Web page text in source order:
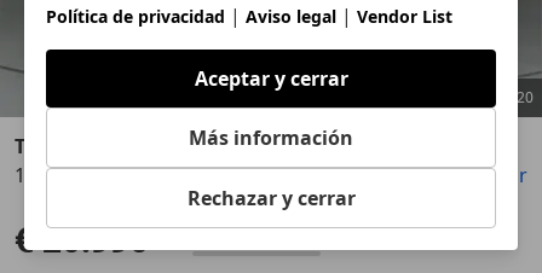
Anterior
20
Toyota Yaris
120H 1.5 Active Plus
Guardar Compartir
€ 20.990 Sin comparación
Política de privacidad | Aviso legal | Vendor List
Aceptar y cerrar
Más información
Rechazar y cerrar